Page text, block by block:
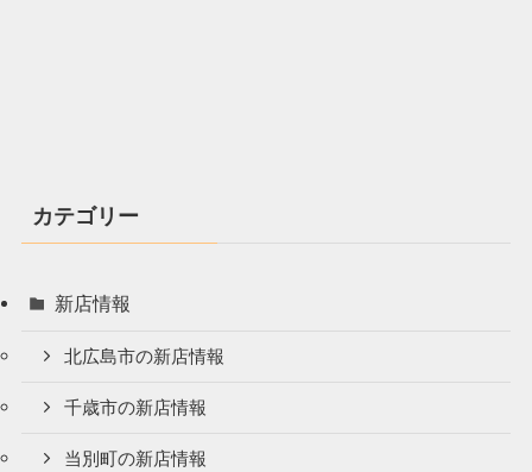
カテゴリー
新店情報
北広島市の新店情報
千歳市の新店情報
当別町の新店情報